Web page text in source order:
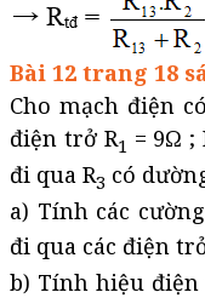
Bài 12 trang 18
Cho mạch điện
điện trở R1 = 9Ω ;
đi qua R3 có
a) Tính các
đi qua các điện
b) Tính hiệu điện